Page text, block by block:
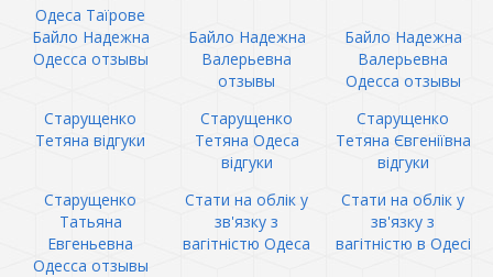
Одеса Таїрове
Байло Надежна
Одесса отзывы
Байло Надежна
Валерьевна
отзывы
Байло Надежна
Валерьевна
Одесса отзывы
Старущенко
Тетяна відгуки
Старущенко
Тетяна Одеса
відгуки
Старущенко
Тетяна Євгеніївна
відгуки
Старущенко
Татьяна
Евгеньевна
Одесса отзывы
Стати на облік у
зв'язку з
вагітністю Одеса
Стати на облік у
зв'язку з
вагітністю в Одесі